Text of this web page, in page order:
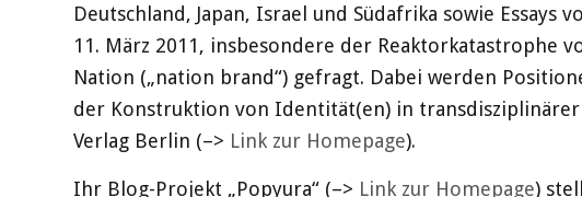
Deutschland, Japan, Israel und Südafrika sowie
11. März 2011, insbesondere der Reaktorkatastrophe
Nation („nation brand“) gefragt. Dabei werden
der Konstruktion von Identität(en) in
Verlag Berlin (–> Link zur Homepage).
Ihr Blog-Projekt „Popyura“ (–> Link zur Homepage)